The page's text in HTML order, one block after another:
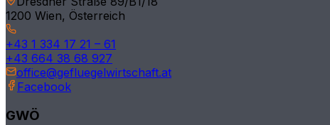
Tirol
Kärnten
Vorarlberg
Burgenland
1200 Wien, Österreich
+43 1 334 17 21 – 61
+43 664 38 68 927
office@gefluegelwirtschaft.at
Facebook
GWÖ